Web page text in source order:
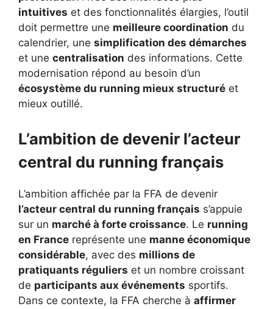
intuitives et des fonctionnalités élargies, l’outil
doit permettre une meilleure coordination du
calendrier, une simplification des démarches
et une centralisation des informations. Cette
modernisation répond au besoin d’un
écosystème du running mieux structuré et
mieux outillé.
L’ambition de devenir l’acteur
central du running français
L’ambition affichée par la FFA de devenir
l’acteur central du running français s’appuie
sur un marché à forte croissance. Le running
en France représente une manne économique
considérable, avec des millions de
pratiquants réguliers et un nombre croissant
de participants aux événements sportifs.
Dans ce contexte, la FFA cherche à affirmer